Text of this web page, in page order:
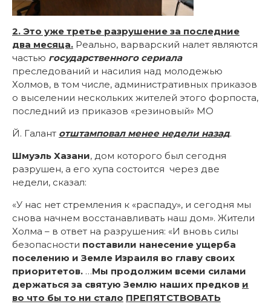
2. Это уже третье разрушение за последние
два месяца. Реально, варварский налет являются
частью государственного сериала
преследований и насилия над молодежью
Холмов, в том числе, административных приказов
о выселении нескольких жителей этого форпоста,
последний из приказов «резиновый» МО
Й. Галант отштамповал менее недели назад.
Шмуэль Хазани, дом которого был сегодня
разрушен, а его хупа состоится через две
недели, сказал:
«У нас нет стремления к «распаду», и сегодня мы
снова начнем восстанавливать наш дом». Жители
Холма – в ответ на разрушения: «И вновь силы
безопасности поставили нанесение ущерба
поселению и Земле Израиля во главу своих
приоритетов. …Мы продолжим всеми силами
держаться за святую Землю наших предков и
во что бы то ни стало ПРЕПЯТСТВОВАТЬ